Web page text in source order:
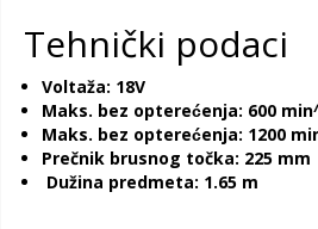
Tehnički podaci
Voltaža: 18V
Maks. bez opterećenja: 600
Maks. bez opterećenja: 1200
Prečnik brusnog točka: 225 mm
Dužina predmeta: 1.65 m